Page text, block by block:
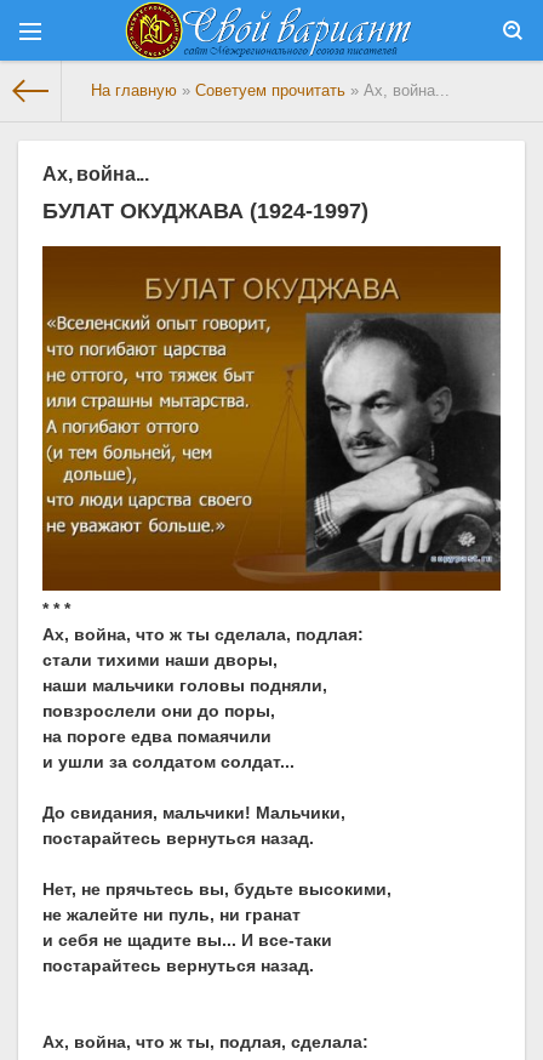
На главную » Советуем прочитать » Ах, война...
Ах, война...
БУЛАТ ОКУДЖАВА (1924-1997)
* * *
Ах, война, что ж ты сделала, подлая:
стали тихими наши дворы,
наши мальчики головы подняли,
повзрослели они до поры,
на пороге едва помаячили
и ушли за солдатом солдат...
До свидания, мальчики! Мальчики,
постарайтесь вернуться назад.
Нет, не прячьтесь вы, будьте высокими,
не жалейте ни пуль, ни гранат
и себя не щадите вы... И все-таки
постарайтесь вернуться назад.
Ах, война, что ж ты, подлая, сделала: